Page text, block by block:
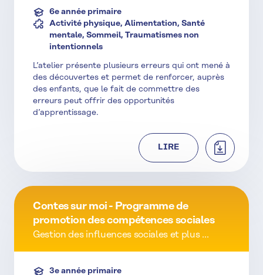
6e année primaire
Activité physique, Alimentation, Santé
mentale, Sommeil, Traumatismes non
intentionnels
L’atelier présente plusieurs erreurs qui ont mené à
des découvertes et permet de renforcer, auprès
des enfants, que le fait de commettre des
erreurs peut offrir des opportunités
d’apprentissage.
LIRE
Contes sur moi - Programme de
promotion des compétences sociales
Gestion des influences sociales et plus ...
3e année primaire